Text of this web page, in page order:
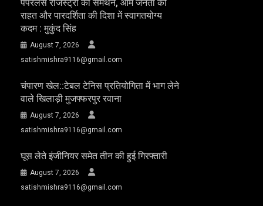
पेपरलेस रजिस्ट्री का समर्थन, आम जनता को
राहत और पारदर्शिता की दिशा में स्वागतयोग्य
कदम : मुकुंद सिंह
August 7, 2026
satishmishra9116@gmail.com
चंपारण खेल::टेबल टेनिस प्रतियोगिता में भाग लेने
वाले खिलाड़ी मुजफ्फरपुर रवाना
August 7, 2026
satishmishra9116@gmail.com
घूस लेते इंजीनियर समेत तीन की हुई गिरफ्तारी
August 7, 2026
satishmishra9116@gmail.com